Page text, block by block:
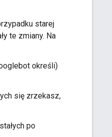
starej
te zmiany. Na
określi)
się zrzekasz,
po